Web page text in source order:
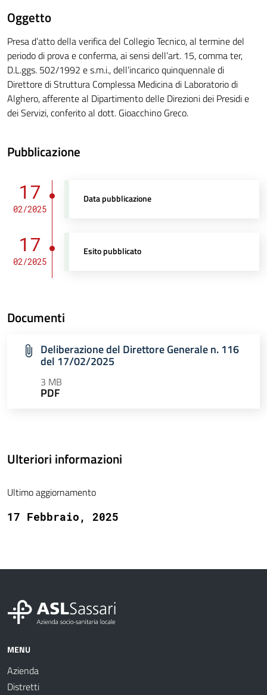
Oggetto
Presa d’atto della verifica del Collegio Tecnico, al termine del
periodo di prova e conferma, ai sensi dell’art. 15, comma ter,
D.L.ggs. 502/1992 e s.m.i., dell’incarico quinquennale di
Direttore di Struttura Complessa Medicina di Laboratorio di
Alghero, afferente al Dipartimento delle Direzioni dei Presidi e
dei Servizi, conferito al dott. Gioacchino Greco.
Pubblicazione
17
02/2025
Data pubblicazione
17
02/2025
Esito pubblicato
Documenti
Deliberazione del Direttore Generale n. 116
del 17/02/2025
3 MB
PDF
Ulteriori informazioni
Ultimo aggiornamento
17 Febbraio, 2025
MENU
Azienda
Distretti